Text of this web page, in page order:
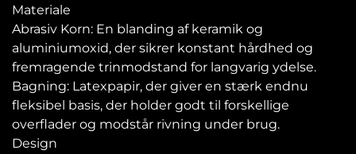
Materiale
Abrasiv Korn: En blanding af keramik og
aluminiumoxid, der sikrer konstant hårdhed og
fremragende trinmodstand for langvarig ydelse.
Bagning: Latexpapir, der giver en stærk endnu
fleksibel basis, der holder godt til forskellige
overflader og modstår rivning under brug.
Design